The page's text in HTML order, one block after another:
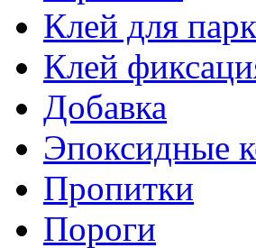
Клей для
Клей
Добавка
Эпоксидные
Пропитки
Пороги